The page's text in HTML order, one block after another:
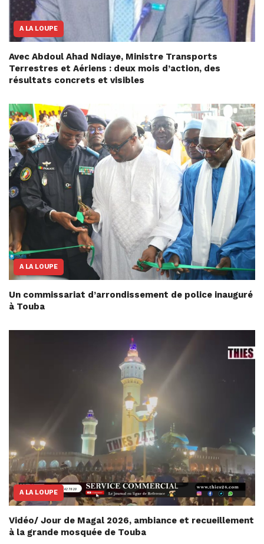
A LA LOUPE
Avec Abdoul Ahad Ndiaye, Ministre Transports
Terrestres et Aériens : deux mois d’action, des
résultats concrets et visibles
A LA LOUPE
Un commissariat d’arrondissement de police inauguré
à Touba
A LA LOUPE
Vidéo/ Jour de Magal 2026, ambiance et recueillement
à la grande mosquée de Touba